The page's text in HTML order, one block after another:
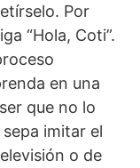
Por
“Hola, Coti”.
en una
que no lo
imitar el
o de